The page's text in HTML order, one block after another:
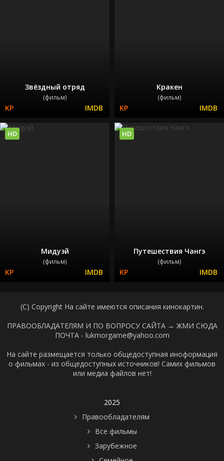
Звёздный отряд
(фильм)
Кракен
(фильм)
Мидуэй
(фильм)
HD
Путешествия Чангэ
(фильм)
HD
(C) Copyright На сайте имеются описания кинокартин.
ПРАВООБЛАДАТЕЛЯМ И ПО ВОПРОСУ САЙТА → ЖМИ СЮДА
ПОЧТА - lukmorgame@yahoo.com
На сайте размещается только общедоступная иноформация
о фильмах - из общедоступных источников! Самих фильмов
или медиа файлов нет!
2025
Правообладателям
Все фильмы
Зарубежное